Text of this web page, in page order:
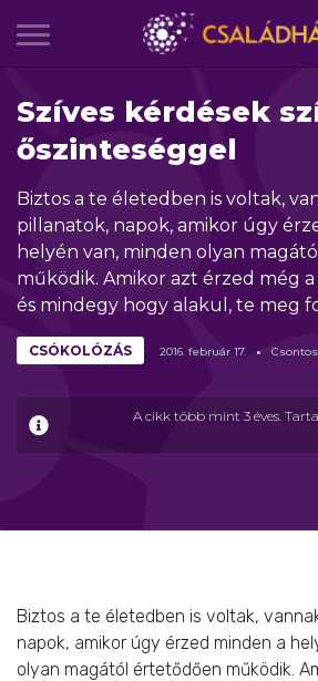
Szíves kérdések
őszinteséggel
Biztos a te életedben is voltak,
pillanatok, napok, amikor úgy
helyén van, minden olyan
működik. Amikor azt érzed még
és mindegy hogy alakul, te meg
A cikk több mint 3 éves.
CSÓKOLÓZÁS 2016. február 17.
Biztos a te életedben is voltak,
napok, amikor úgy érzed minden a
olyan magától értetődően működik.